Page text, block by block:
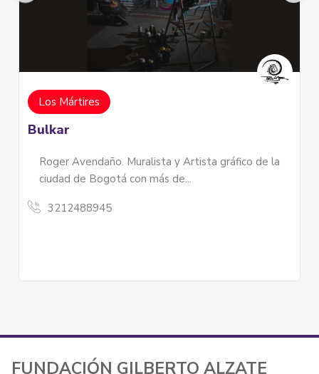
de la
I Om Elemental
la naturaleza, mediante diferentes tipos de
cristales
FUNDACIÓN GILBERTO ALZATE